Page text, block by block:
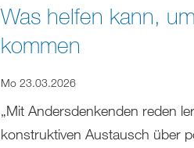
Was helfen kann,
kommen
Mo 23.03.2026
„Mit Andersdenkenden reden
konstruktiven Austausch über